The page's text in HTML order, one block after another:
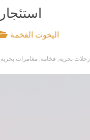
اليخوت الفخمة
رحلات بحرية, فخامة, مغامرات بحرية